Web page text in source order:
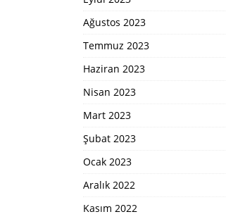
Ağustos 2023
Temmuz 2023
Haziran 2023
Nisan 2023
Mart 2023
Şubat 2023
Ocak 2023
Aralık 2022
Kasım 2022